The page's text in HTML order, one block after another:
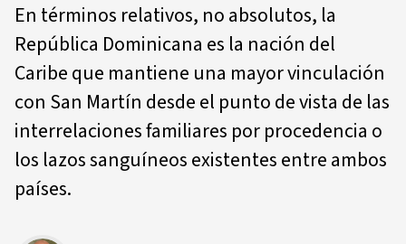
En términos relativos, no absolutos, la
República Dominicana es la nación del
Caribe que mantiene una mayor vinculación
con San Martín desde el punto de vista de las
interrelaciones familiares por procedencia o
los lazos sanguíneos existentes entre ambos
países.